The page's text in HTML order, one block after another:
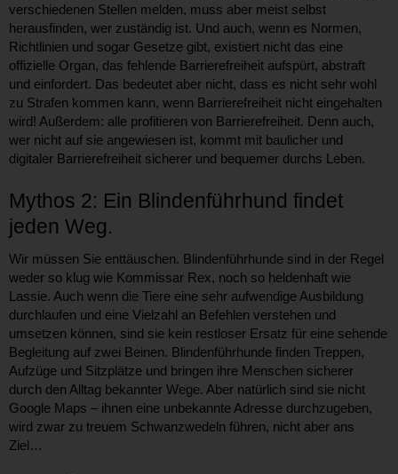
verschiedenen Stellen melden, muss aber meist selbst
herausfinden, wer zuständig ist. Und auch, wenn es Normen,
Richtlinien und sogar Gesetze gibt, existiert nicht das eine
offizielle Organ, das fehlende Barrierefreiheit aufspürt, abstraft
und einfordert. Das bedeutet aber nicht, dass es nicht sehr wohl
zu Strafen kommen kann, wenn Barrierefreiheit nicht eingehalten
wird! Außerdem: alle profitieren von Barrierefreiheit. Denn auch,
wer nicht auf sie angewiesen ist, kommt mit baulicher und
digitaler Barrierefreiheit sicherer und bequemer durchs Leben.
Mythos 2: Ein Blindenführhund findet
jeden Weg.
Wir müssen Sie enttäuschen. Blindenführhunde sind in der Regel
weder so klug wie Kommissar Rex, noch so heldenhaft wie
Lassie. Auch wenn die Tiere eine sehr aufwendige Ausbildung
durchlaufen und eine Vielzahl an Befehlen verstehen und
umsetzen können, sind sie kein restloser Ersatz für eine sehende
Begleitung auf zwei Beinen. Blindenführhunde finden Treppen,
Aufzüge und Sitzplätze und bringen ihre Menschen sicherer
durch den Alltag bekannter Wege. Aber natürlich sind sie nicht
Google Maps – ihnen eine unbekannte Adresse durchzugeben,
wird zwar zu treuem Schwanzwedeln führen, nicht aber ans
Ziel…